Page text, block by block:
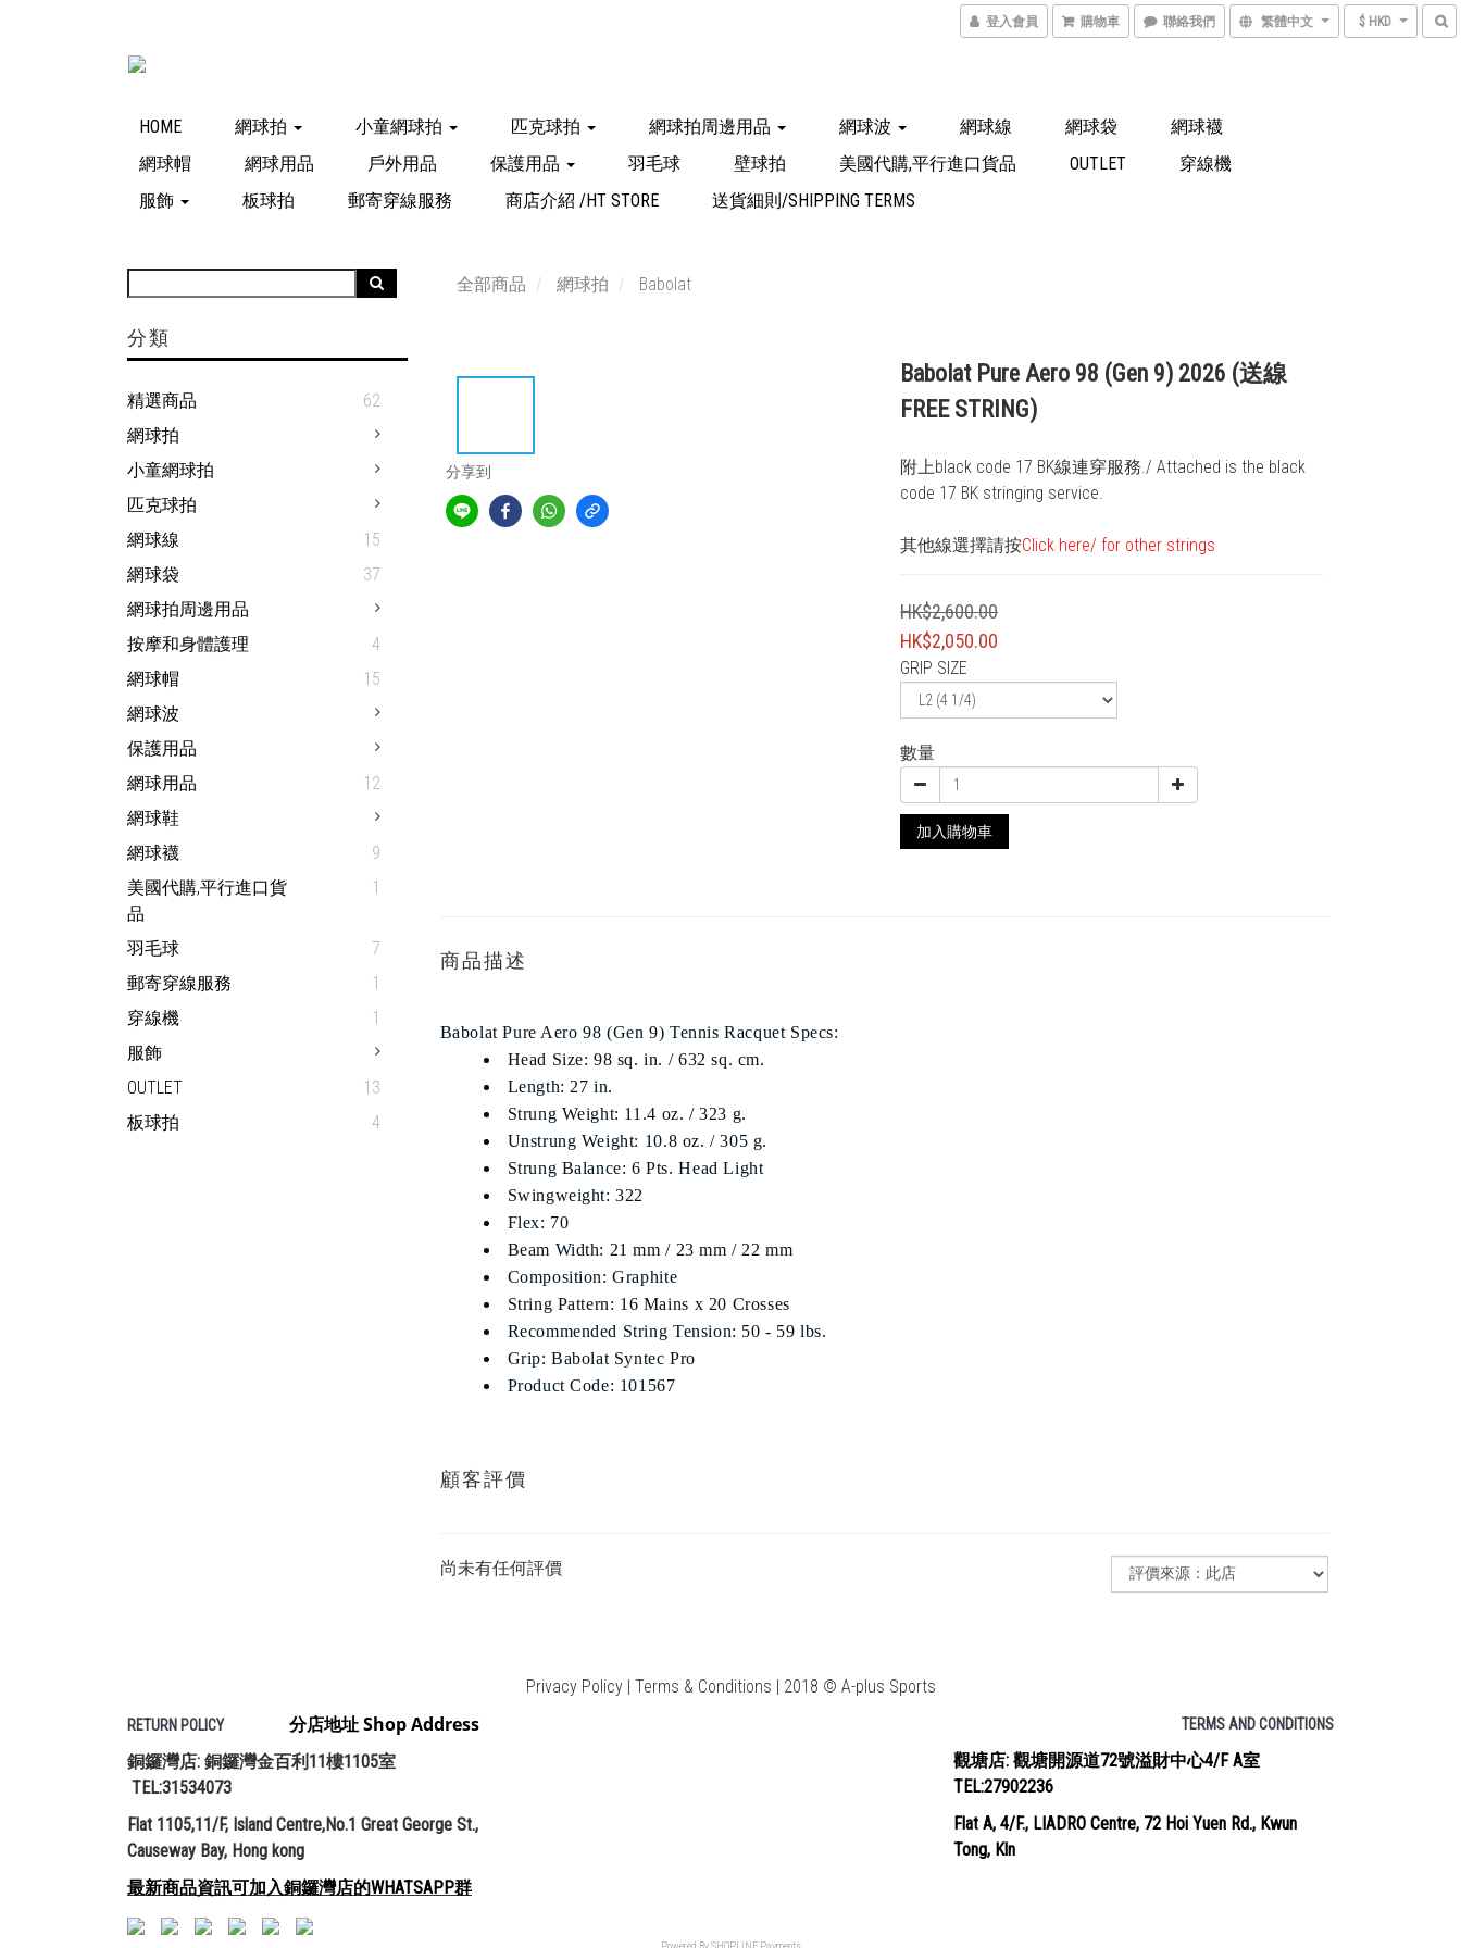
登入會員 購物車 聯絡我們 繁體中文 $ HKD
HOME 網球拍 小童網球拍 匹克球拍 網球拍周邊用品 網球波 網球線 網球袋
網球襪
網球帽
網球用品 戶外用品 保護用品 羽毛球 壁球拍 美國代購,平行進口貨品 OUTLET
穿線機
服飾
板球拍 郵寄穿線服務 商店介紹 /HT STORE 送貨細則/SHIPPING TERMS
分類
精選商品
62
網球拍
小童網球拍
匹克球拍
網球線
15
網球袋
37
網球拍周邊用品
按摩和身體護理
4
網球帽
15
網球波
保護用品
網球用品
12
網球鞋
網球襪
9
美國代購,平行進口貨
品
1
羽毛球
7
郵寄穿線服務
1
穿線機
1
服飾
OUTLET
13
板球拍
4
全部商品 網球拍 Babolat
分享到
Babolat Pure Aero 98 (Gen 9) 2026 (送線
FREE STRING)
附上black code 17 BK線連穿服務./ Attached is the black
code 17 BK stringing service.
其他線選擇請按Click here/ for other strings
HK$2,600.00
HK$2,050.00
GRIP SIZE
數量
加入購物車
商品描述
Babolat Pure Aero 98 (Gen 9) Tennis Racquet Specs:
Head Size: 98 sq. in. / 632 sq. cm.
Length: 27 in.
Strung Weight: 11.4 oz. / 323 g.
Unstrung Weight: 10.8 oz. / 305 g.
Strung Balance: 6 Pts. Head Light
Swingweight: 322
Flex: 70
Beam Width: 21 mm / 23 mm / 22 mm
Composition: Graphite
String Pattern: 16 Mains x 20 Crosses
Recommended String Tension: 50 - 59 lbs.
Grip: Babolat Syntec Pro
Product Code: 101567
顧客評價
尚未有任何評價
Privacy Policy | Terms & Conditions | 2018 © A-plus Sports
RETURN POLICY 分店地址 Shop Address
銅鑼灣店: 銅鑼灣金百利11樓1105室
TEL:31534073
Flat 1105,11/F, Island Centre,No.1 Great George St.,
Causeway Bay, Hong kong
最新商品資訊可加入銅鑼灣店的WHATSAPP群
TERMS AND CONDITIONS
觀塘店: 觀塘開源道72號溢財中心4/F A室
TEL:27902236
Flat A, 4/F., LIADRO Centre, 72 Hoi Yuen Rd., Kwun
Tong, Kln